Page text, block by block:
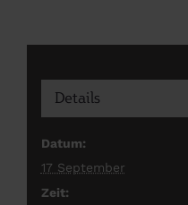
Details
Datum:
17 September
Zeit: